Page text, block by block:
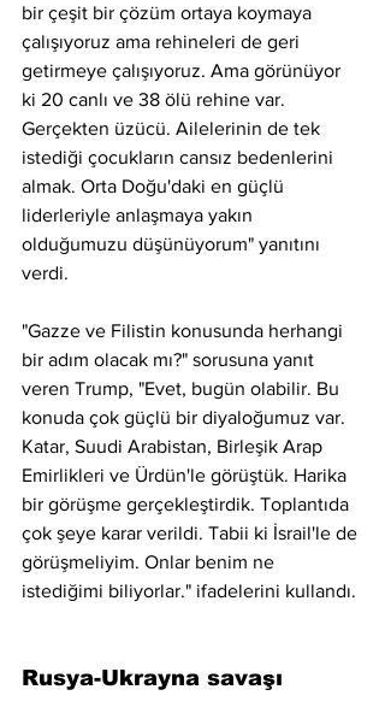
bir çeşit bir çözüm ortaya koymaya
çalışıyoruz ama rehineleri de geri
getirmeye çalışıyoruz. Ama görünüyor
ki 20 canlı ve 38 ölü rehine var.
Gerçekten üzücü. Ailelerinin de tek
istediği çocukların cansız bedenlerini
almak. Orta Doğu'daki en güçlü
liderleriyle anlaşmaya yakın
olduğumuzu düşünüyorum" yanıtını
verdi.
"Gazze ve Filistin konusunda herhangi
bir adım olacak mı?" sorusuna yanıt
veren Trump, "Evet, bugün olabilir. Bu
konuda çok güçlü bir diyaloğumuz var.
Katar, Suudi Arabistan, Birleşik Arap
Emirlikleri ve Ürdün'le görüştük. Harika
bir görüşme gerçekleştirdik. Toplantıda
çok şeye karar verildi. Tabii ki İsrail'le de
görüşmeliyim. Onlar benim ne
istediğimi biliyorlar." ifadelerini kullandı.
Rusya-Ukrayna savaşı